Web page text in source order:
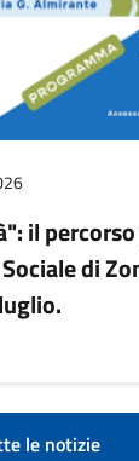
il
di
le notizie